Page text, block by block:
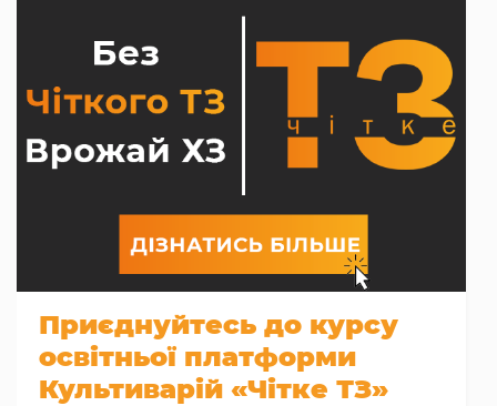
Приєднуйтесь до курсу
освітньої платформи
Культиварій «Чітке ТЗ»